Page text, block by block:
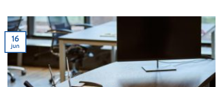
16
jun